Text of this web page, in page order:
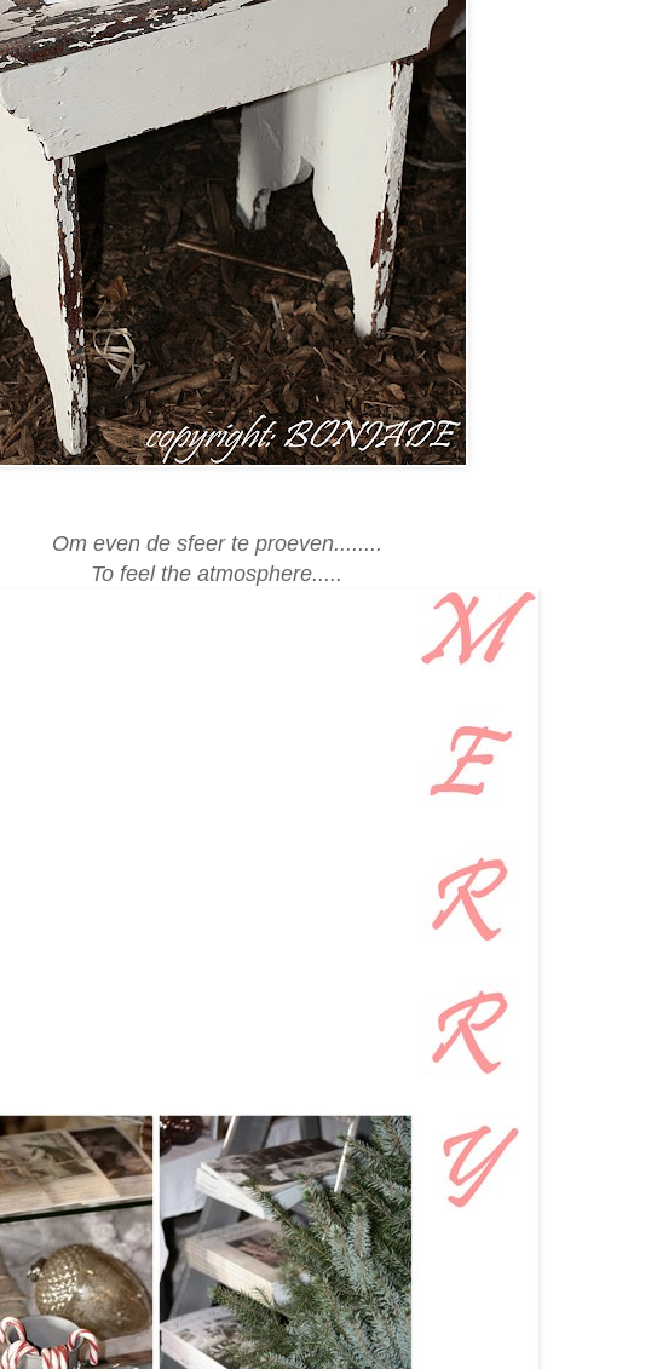
Om even de sfeer te proeven........
To feel the atmosphere.....